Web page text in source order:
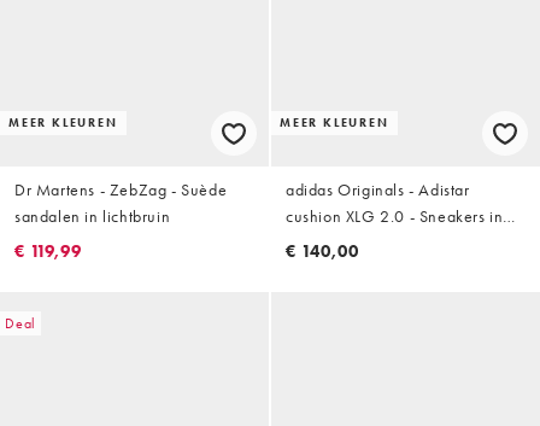
MEER KLEUREN
Dr Martens - ZebZag - Suède
sandalen in lichtbruin
€ 119,99
MEER KLEUREN
adidas Originals - Adistar
cushion XLG 2.0 - Sneakers in
zwart en wit
€ 140,00
Deal